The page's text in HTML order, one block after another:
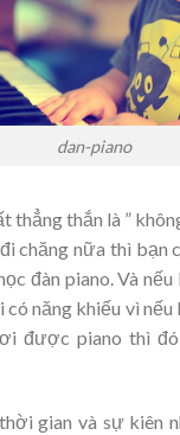
dan-piano
thẳng thắn là ”
chăng nữa thì bạn
đàn piano. Và
năng khiếu vì nếu
được piano thì
gian và sự kiên